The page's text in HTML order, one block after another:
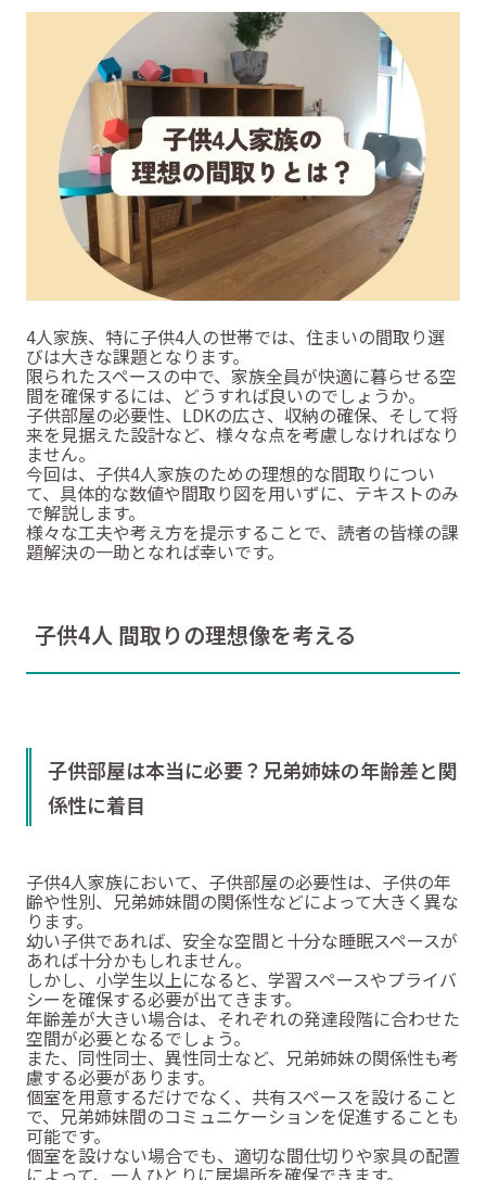
4人家族、特に子供4人の世帯では、住まいの間取り選
びは大きな課題となります。
限られたスペースの中で、家族全員が快適に暮らせる空
間を確保するには、どうすれば良いのでしょうか。
子供部屋の必要性、LDKの広さ、収納の確保、そして将
来を見据えた設計など、様々な点を考慮しなければなり
ません。
今回は、子供4人家族のための理想的な間取りについ
て、具体的な数値や間取り図を用いずに、テキストのみ
で解説します。
様々な工夫や考え方を提示することで、読者の皆様の課
題解決の一助となれば幸いです。
子供4人 間取りの理想像を考える
子供部屋は本当に必要？兄弟姉妹の年齢差と関
係性に着目
子供4人家族において、子供部屋の必要性は、子供の年
齢や性別、兄弟姉妹間の関係性などによって大きく異な
ります。
幼い子供であれば、安全な空間と十分な睡眠スペースが
あれば十分かもしれません。
しかし、小学生以上になると、学習スペースやプライバ
シーを確保する必要が出てきます。
年齢差が大きい場合は、それぞれの発達段階に合わせた
空間が必要となるでしょう。
また、同性同士、異性同士など、兄弟姉妹の関係性も考
慮する必要があります。
個室を用意するだけでなく、共有スペースを設けること
で、兄弟姉妹間のコミュニケーションを促進することも
可能です。
個室を設けない場合でも、適切な間仕切りや家具の配置
によって、一人ひとりに居場所を確保できます。